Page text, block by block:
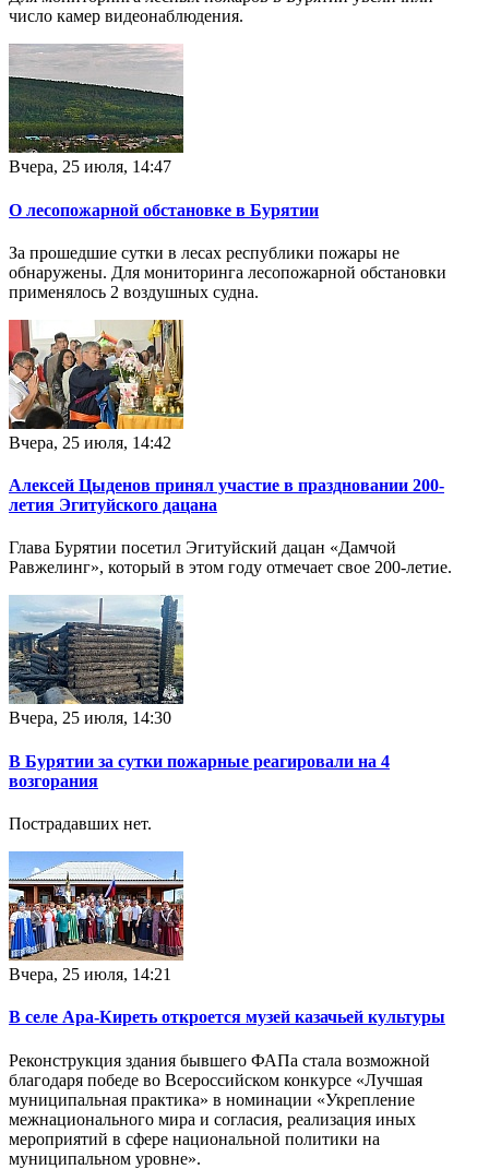
число камер видеонаблюдения.
Вчера, 25 июля, 14:47
О лесопожарной обстановке в Бурятии
За прошедшие сутки в лесах республики пожары не
обнаружены. Для мониторинга лесопожарной обстановки
применялось 2 воздушных судна.
Вчера, 25 июля, 14:42
Алексей Цыденов принял участие в праздновании 200-
летия Эгитуйского дацана
Глава Бурятии посетил Эгитуйский дацан «Дамчой
Равжелинг», который в этом году отмечает свое 200-летие.
Вчера, 25 июля, 14:30
В Бурятии за сутки пожарные реагировали на 4
возгорания
Пострадавших нет.
Вчера, 25 июля, 14:21
В селе Ара-Киреть откроется музей казачьей культуры
Реконструкция здания бывшего ФАПа стала возможной
благодаря победе во Всероссийском конкурсе «Лучшая
муниципальная практика» в номинации «Укрепление
межнационального мира и согласия, реализация иных
мероприятий в сфере национальной политики на
муниципальном уровне».